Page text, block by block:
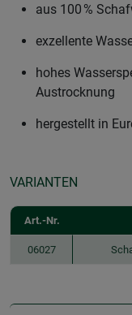
aus 100 %
exzellente
hohes
Austrocknung
hergestellt in
VARIANTEN
Art.-Nr.
06027